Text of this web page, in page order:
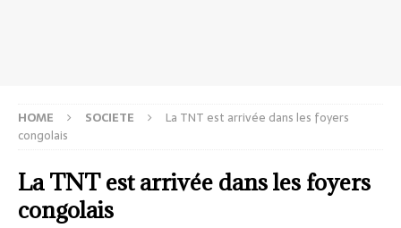
HOME SOCIETE
La TNT est arrivée dans les foyers
congolais
La TNT est arrivée dans les foyers
congolais